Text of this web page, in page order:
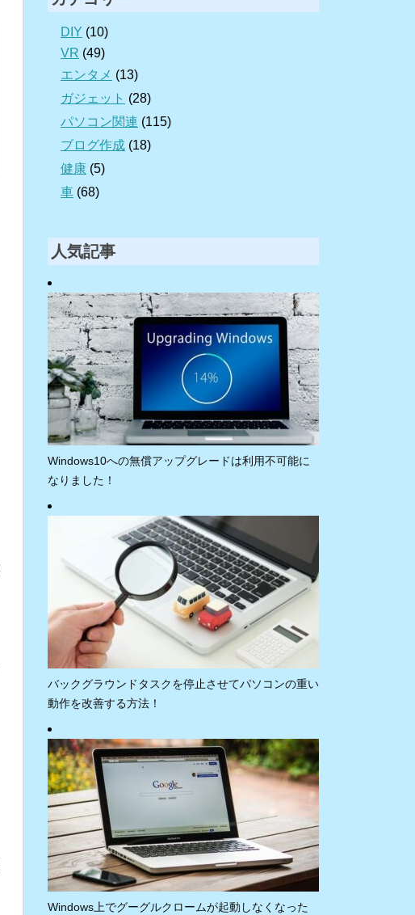
DIY (10)
VR (49)
エンタメ (13)
ガジェット (28)
パソコン関連 (115)
ブログ作成 (18)
健康 (5)
車 (68)
人気記事
Windows10への無償アップグレードは利用不可能に
なりました！
バックグラウンドタスクを停止させてパソコンの重い
動作を改善する方法！
Windows上でグーグルクロームが起動しなくなった